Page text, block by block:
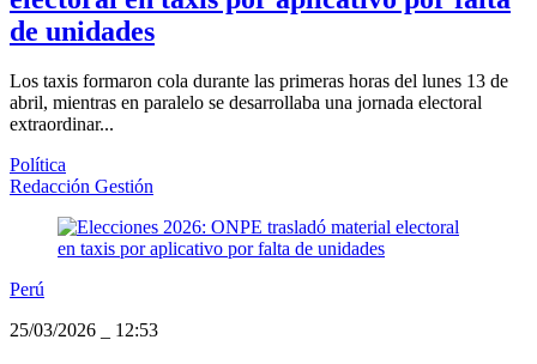
de unidades
Los taxis formaron cola durante las primeras horas del lunes 13 de
abril, mientras en paralelo se desarrollaba una jornada electoral
extraordinar...
Política
Redacción Gestión
Perú
25/03/2026
12:53